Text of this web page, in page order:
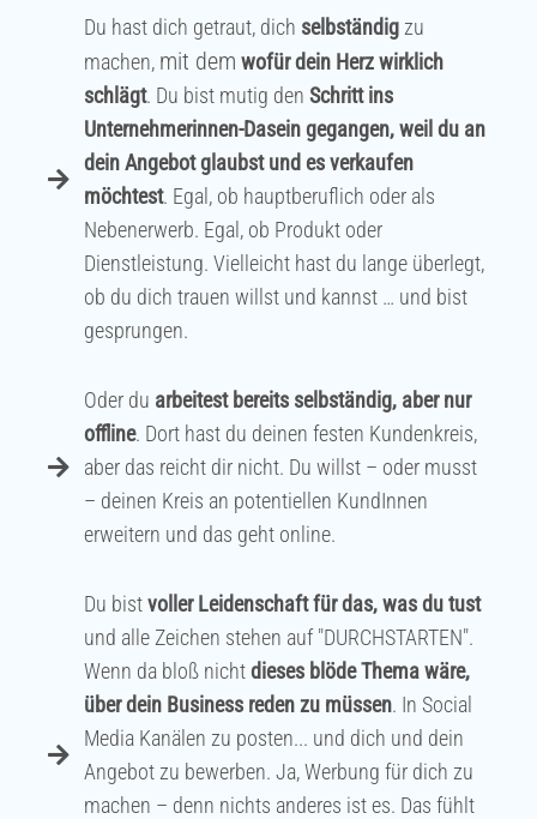
Du hast dich getraut, dich selbständig zu
machen, mit dem wofür dein Herz wirklich
schlägt. Du bist mutig den Schritt ins
Unternehmerinnen-Dasein gegangen, weil du an
dein Angebot glaubst und es verkaufen
möchtest. Egal, ob hauptberuflich oder als
Nebenerwerb. Egal, ob Produkt oder
Dienstleistung. Vielleicht hast du lange überlegt,
ob du dich trauen willst und kannst … und bist
gesprungen.
Oder du arbeitest bereits selbständig, aber nur
offline. Dort hast du deinen festen Kundenkreis,
aber das reicht dir nicht. Du willst – oder musst
– deinen Kreis an potentiellen KundInnen
erweitern und das geht online.
Du bistvoller Leidenschaft für das, was du tust
und alle Zeichen stehen auf "DURCHSTARTEN".
Wenn da bloß nichtdieses blöde Thema wäre,
über dein Business reden zu müssen. In Social
Media Kanälen zu posten... und dich und dein
Angebot zu bewerben. Ja, Werbung für dich zu
machen – denn nichts anderes ist es. Das fühlt